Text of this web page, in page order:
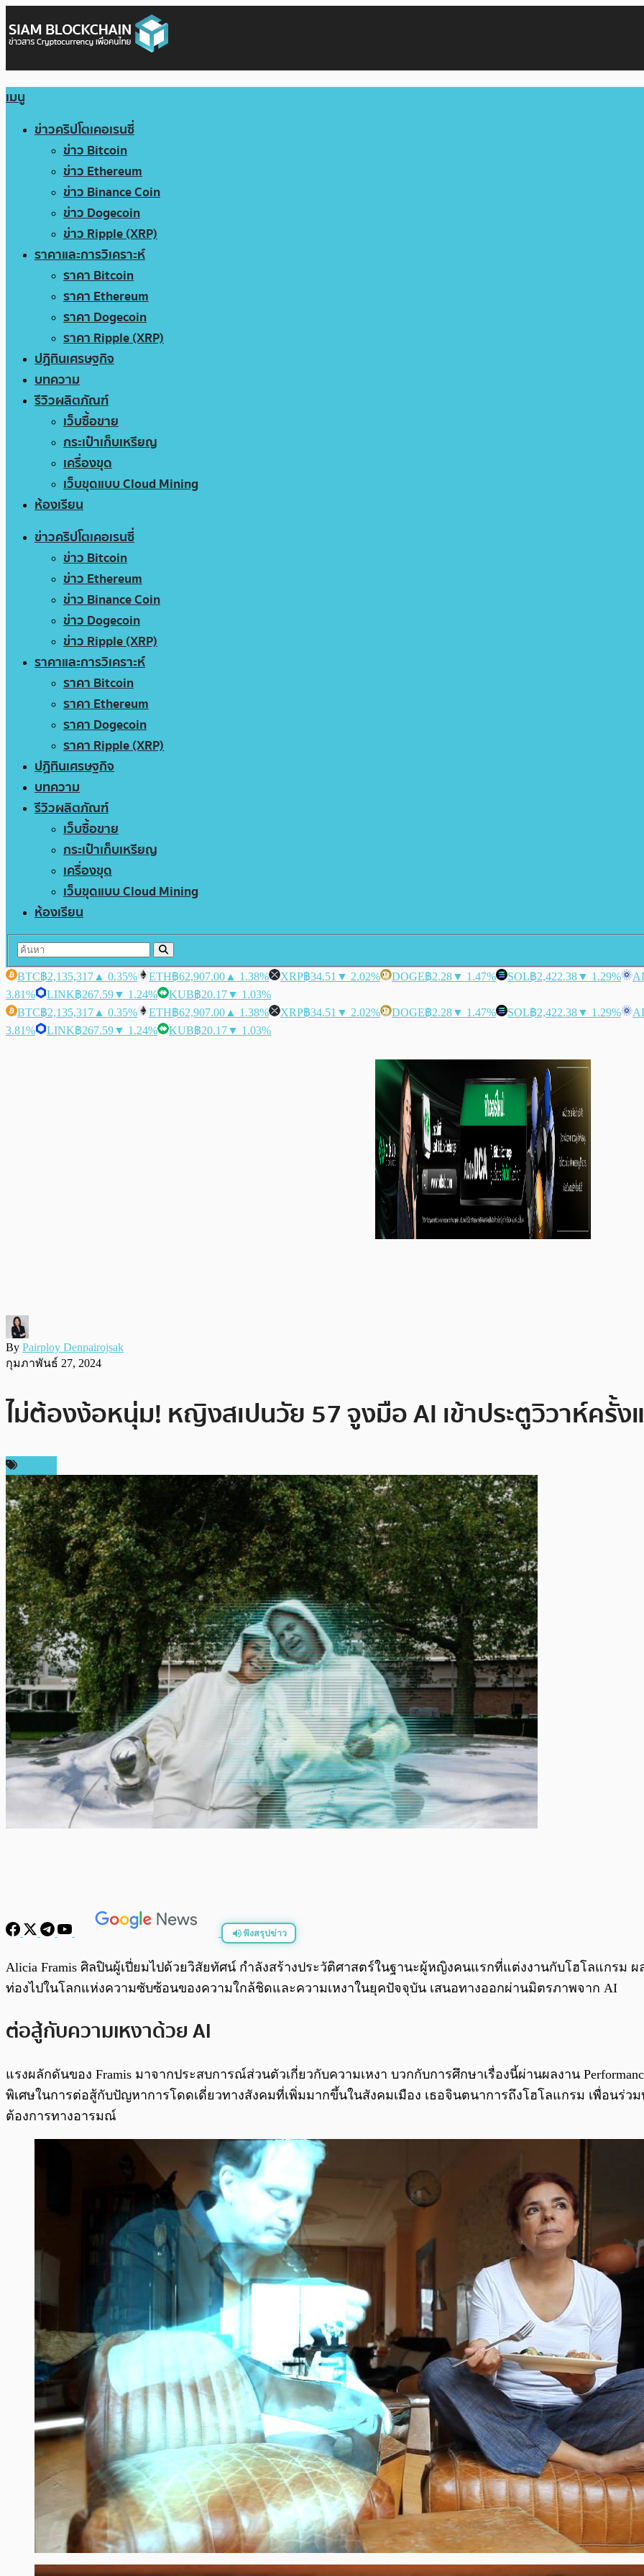
เมนู
ข่าวคริปโตเคอเรนซี่
ข่าว Bitcoin
ข่าว Ethereum
ข่าว Binance Coin
ข่าว Dogecoin
ข่าว Ripple (XRP)
ราคาและการวิเคราะห์
ราคา Bitcoin
ราคา Ethereum
ราคา Dogecoin
ราคา Ripple (XRP)
ปฏิทินเศรษฐกิจ
บทความ
รีวิวผลิตภัณฑ์
เว็บซื้อขาย
กระเป๋าเก็บเหรียญ
เครื่องขุด
เว็บขุดแบบ Cloud Mining
ห้องเรียน
ข่าวคริปโตเคอเรนซี่
ข่าว Bitcoin
ข่าว Ethereum
ข่าว Binance Coin
ข่าว Dogecoin
ข่าว Ripple (XRP)
ราคาและการวิเคราะห์
ราคา Bitcoin
ราคา Ethereum
ราคา Dogecoin
ราคา Ripple (XRP)
ปฏิทินเศรษฐกิจ
บทความ
รีวิวผลิตภัณฑ์
เว็บซื้อขาย
กระเป๋าเก็บเหรียญ
เครื่องขุด
เว็บขุดแบบ Cloud Mining
ห้องเรียน
BTC฿2,135,317 ▲ 0.35% ETH฿62,907.00 ▲ 1.38% XRP฿34.51 ▼ 2.02% DOGE฿2.28▼ 1.47% SOL฿2,422.38▼ 1.29%
3.81%
LINK฿267.59▼ 1.24% KUB฿20.17▼ 1.03%
BTC฿2,135,317 ▲ 0.35% ETH฿62,907.00 ▲ 1.38% XRP฿34.51 ▼ 2.02% DOGE฿2.28▼ 1.47% SOL฿2,422.38▼ 1.29%
3.81%
LINK฿267.59▼ 1.24% KUB฿20.17▼ 1.03%
By Pairploy Denpairojsak
กุมภาพันธ์ 27, 2024
ไม่ต้องง้อหนุ่ม! หญิงสเปนวัย 57 จูงมือ AI เข้าประตูวิวาห์ครั้ง
ฟังสรุปข่าว
พร้อมเล่น
Alicia Framis ศิลปินผู้เปี่ยมไปด้วยวิสัยทัศน์ กำลังสร้างประวัติศาสตร์ในฐานะผู้หญิงคนแรกที่แต่งงานกับโฮโลแกรม ผ
ท่องไปในโลกแห่งความซับซ้อนของความใกล้ชิดและความเหงาในยุคปัจจุบัน เสนอทางออกผ่านมิตรภาพจาก AI
ต่อสู้กับความเหงาด้วย AI
แรงผลักดันของ Framis มาจากประสบการณ์ส่วนตัวเกี่ยวกับความเหงา บวกกับการศึกษาเรื่องนี้ผ่านผลงาน
พิเศษในการต่อสู้กับปัญหาการโดดเดี่ยวทางสังคมที่เพิ่มมากขึ้นในสังคมเมือง เธอจินตนาการถึงโฮโลแกรม เพื่อนร่
ต้องการทางอารมณ์